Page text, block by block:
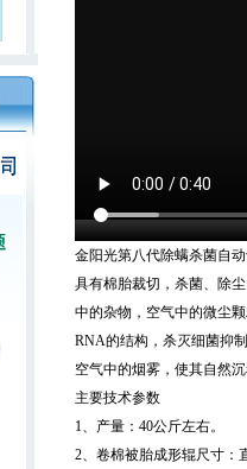
金阳光第八代除螨杀菌自
具有棉胎裁切，杀菌、除
中的杂物，空气中的微尘
RNA的结构，杀灭细菌抑
空气中的烟雾，使其自然
主要技术参数
1、产量：40公斤左右。
2、卷棉被胎成形辊尺寸：